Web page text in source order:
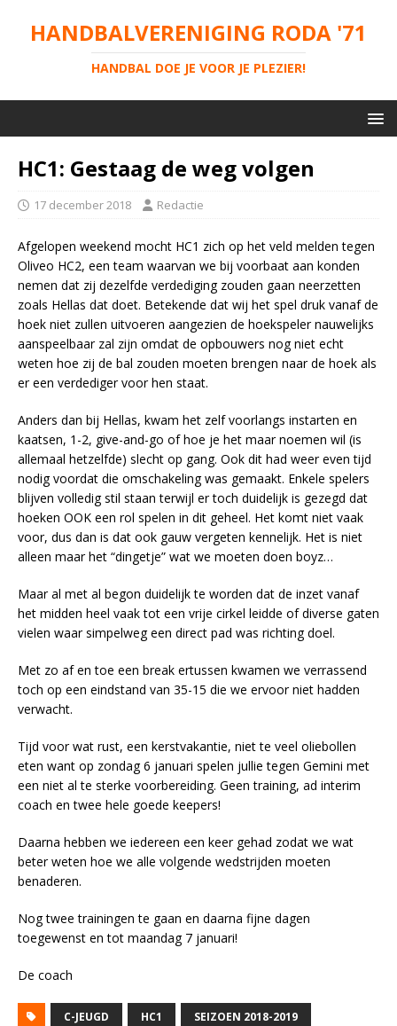
HANDBALVERENIGING RODA '71
HANDBAL DOE JE VOOR JE PLEZIER!
HC1: Gestaag de weg volgen
17 december 2018 Redactie
Afgelopen weekend mocht HC1 zich op het veld melden tegen
Oliveo HC2, een team waarvan we bij voorbaat aan konden
nemen dat zij dezelfde verdediging zouden gaan neerzetten
zoals Hellas dat doet. Betekende dat wij het spel druk vanaf de
hoek niet zullen uitvoeren aangezien de hoekspeler nauwelijks
aanspeelbaar zal zijn omdat de opbouwers nog niet echt
weten hoe zij de bal zouden moeten brengen naar de hoek als
er een verdediger voor hen staat.
Anders dan bij Hellas, kwam het zelf voorlangs instarten en
kaatsen, 1-2, give-and-go of hoe je het maar noemen wil (is
allemaal hetzelfde) slecht op gang. Ook dit had weer even tijd
nodig voordat die omschakeling was gemaakt. Enkele spelers
blijven volledig stil staan terwijl er toch duidelijk is gezegd dat
hoeken OOK een rol spelen in dit geheel. Het komt niet vaak
voor, dus dan is dat ook gauw vergeten kennelijk. Het is niet
alleen maar het “dingetje” wat we moeten doen boyz…
Maar al met al begon duidelijk te worden dat de inzet vanaf
het midden heel vaak tot een vrije cirkel leidde of diverse gaten
vielen waar simpelweg een direct pad was richting doel.
Met zo af en toe een break ertussen kwamen we verrassend
toch op een eindstand van 35-15 die we ervoor niet hadden
verwacht.
Tijd voor wat rust, een kerstvakantie, niet te veel oliebollen
eten want op zondag 6 januari spelen jullie tegen Gemini met
een niet al te sterke voorbereiding. Geen training, ad interim
coach en twee hele goede keepers!
Daarna hebben we iedereen een keer gehad zodat we wat
beter weten hoe we alle volgende wedstrijden moeten
benaderen.
Nog twee trainingen te gaan en daarna fijne dagen
toegewenst en tot maandag 7 januari!
De coach
C-JEUGD HC1 SEIZOEN 2018-2019